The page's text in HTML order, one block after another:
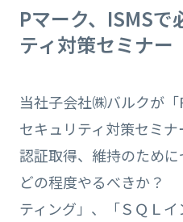
Pマーク、ISMSで
ティ対策セミナー
当社子会社㈱バルクが
セキュリティ対策セミナ
認証取得、維持のため
どの程度やるべきか？
ティング」、「ＳＱＬ